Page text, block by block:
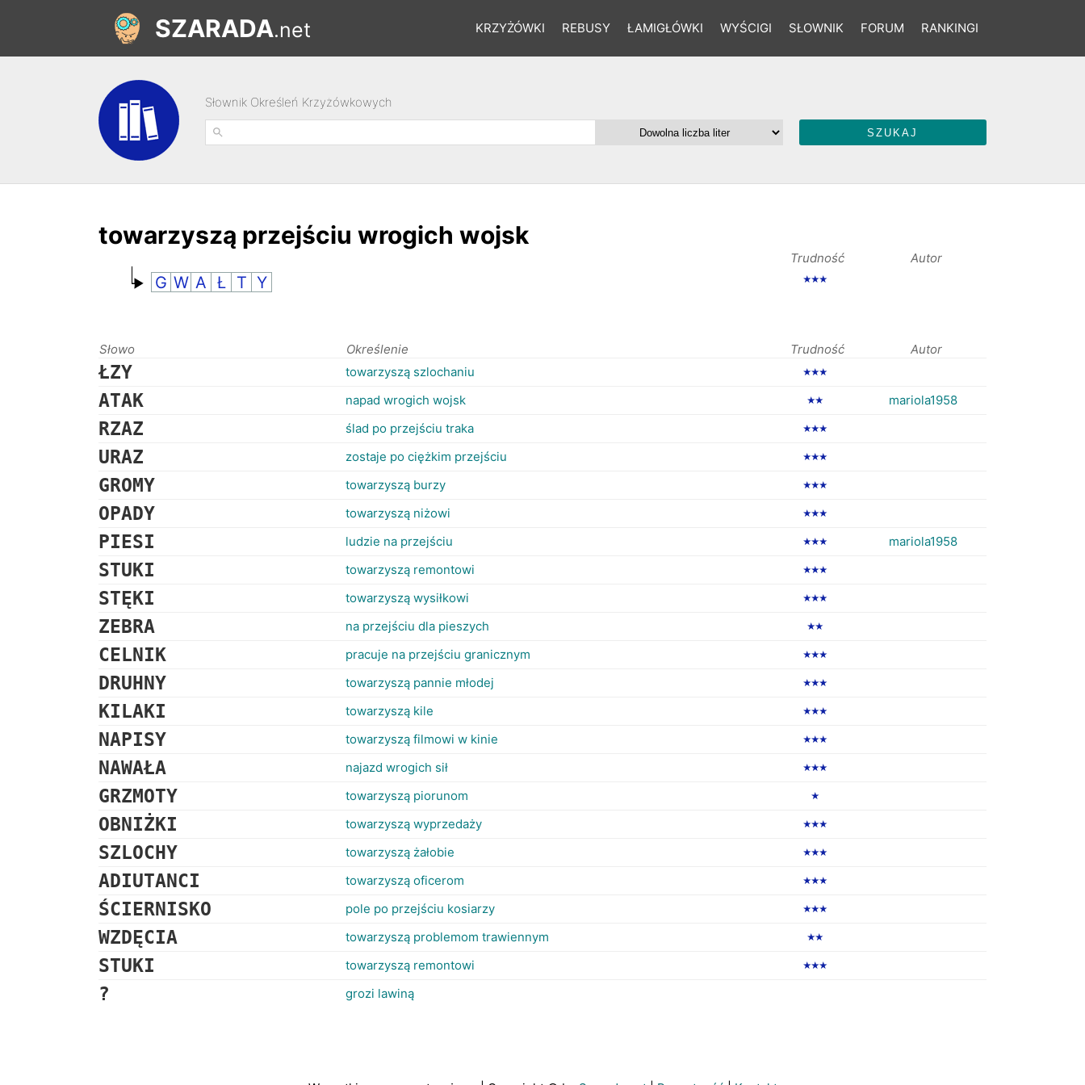
KRZYŻÓWKI REBUSY ŁAMIGŁÓWKI WYŚCIGI SŁOWNIK FORUM RANKINGI
SZARADA.net
Słownik Określeń Krzyżówkowych
towarzyszą przejściu wrogich wojsk
Trudność Autor
G W A Ł T Y ★★★
Słowo Określenie Trudność Autor
ŁZY towarzyszą szlochaniu ★★★
ATAK napad wrogich wojsk ★★ mariola1958
RZAZ ślad po przejściu traka ★★★
URAZ zostaje po ciężkim przejściu ★★★
GROMY towarzyszą burzy ★★★
OPADY towarzyszą niżowi ★★★
PIESI ludzie na przejściu ★★★ mariola1958
STUKI towarzyszą remontowi ★★★
STĘKI towarzyszą wysiłkowi ★★★
ZEBRA na przejściu dla pieszych ★★
CELNIK pracuje na przejściu granicznym ★★★
DRUHNY towarzyszą pannie młodej ★★★
KILAKI towarzyszą kile ★★★
NAPISY towarzyszą filmowi w kinie ★★★
NAWAŁA najazd wrogich sił ★★★
GRZMOTY towarzyszą piorunom ★
OBNIŻKI towarzyszą wyprzedaży ★★★
SZLOCHY towarzyszą żałobie ★★★
ADIUTANCI towarzyszą oficerom ★★★
ŚCIERNISKO pole po przejściu kosiarzy ★★★
WZDĘCIA towarzyszą problemom trawiennym ★★
STUKI towarzyszą remontowi ★★★
? grozi lawiną